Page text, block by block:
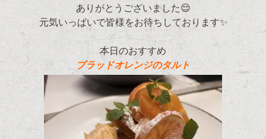
ありがとうございました😌
元気いっぱいで皆様をお待ちしております✨
本日のおすすめ
ブラッドオレンジのタルト